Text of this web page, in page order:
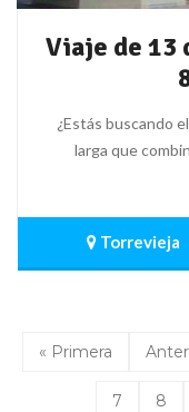
Viaje de 13
¿Estás buscando
larga que
Torrevieja
« Primera
7 8